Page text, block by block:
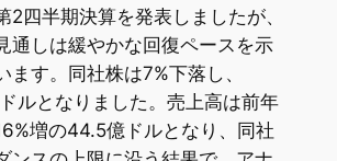
2四半期決算を発表しましたが、
通しは緩やかな回復ペースを示
ます。同社株は7%下落し、
ルとなりました。売上高は前年
増の44.5億ドルとなり、同社